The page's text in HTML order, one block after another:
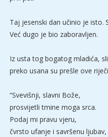
Taj jesenski dan učinio je isto.
Već dugo je bio zaboravljen.
Iz usta tog bogatog mladića,
preko usana su prešle ove
“Svevišnji, slavni Bože,
prosvijetli tmine moga srca.
Podaj mi pravu vjeru,
čvrsto ufanje i savršenu ljubav,